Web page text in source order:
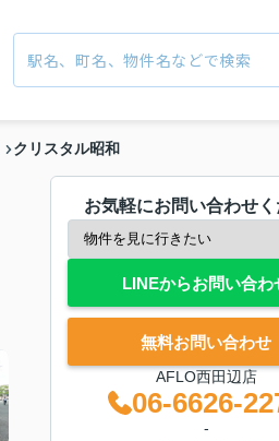
クリスタル昭和
お気軽にお問い合わせ
LINEからお問い合わ
無料お問い合わせ
AFLO西田辺店
06-6626-
-